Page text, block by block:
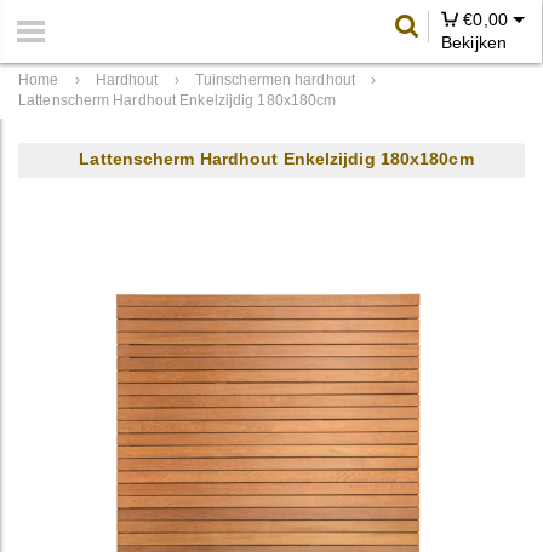
€0,00
Bekijken
Home › Hardhout › Tuinschermen hardhout
›
Lattenscherm Hardhout Enkelzijdig 180x180cm
Lattenscherm Hardhout Enkelzijdig 180x180cm